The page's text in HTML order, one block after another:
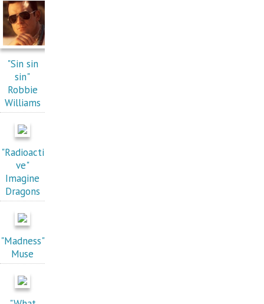
"Sin sin
sin"
Robbie
Williams
"Radioacti
ve"
Imagine
Dragons
"Madness"
Muse